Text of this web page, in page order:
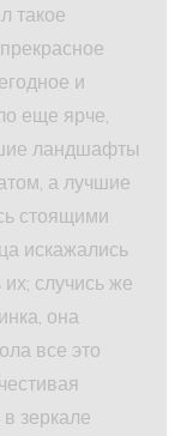
такое
и
еще ярче,
ландшафты
а лучшие
стоящими
искажались
их; случись же
она
все это
зеркале